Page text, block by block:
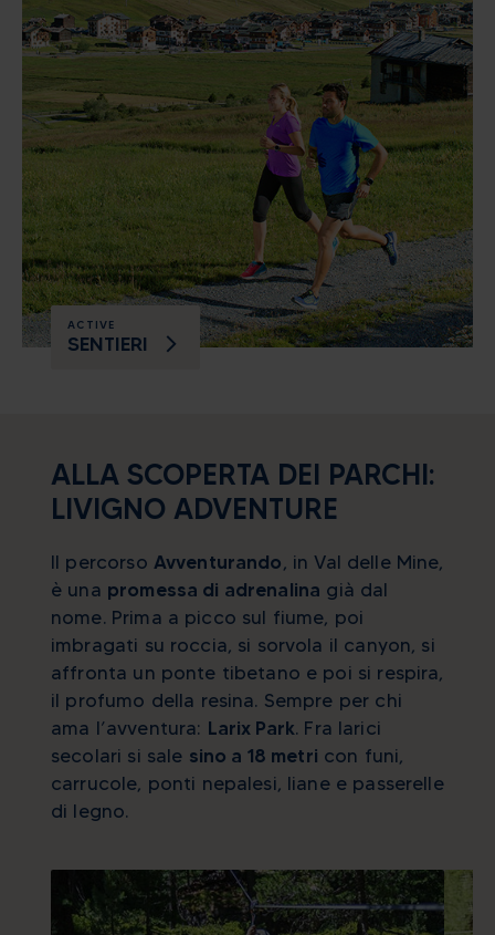
ACTIVE
SENTIERI
ALLA SCOPERTA DEI PARCHI:
LIVIGNO ADVENTURE
Il percorso Avventurando , in Val delle Mine,
è una promessa di adrenalina già dal
nome. Prima a picco sul fiume, poi
imbragati su roccia, si sorvola il canyon, si
affronta un ponte tibetano e poi si respira,
il profumo della resina. Sempre per chi
ama l’avventura: Larix Park. Fra larici
secolari si sale sino a 18 metri con funi,
carrucole, ponti nepalesi, liane e passerelle
di legno.